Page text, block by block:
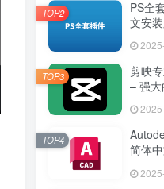
PS全
文安
– 提升
TOP2
剪映
– 强
TOP3
简体
TOP4